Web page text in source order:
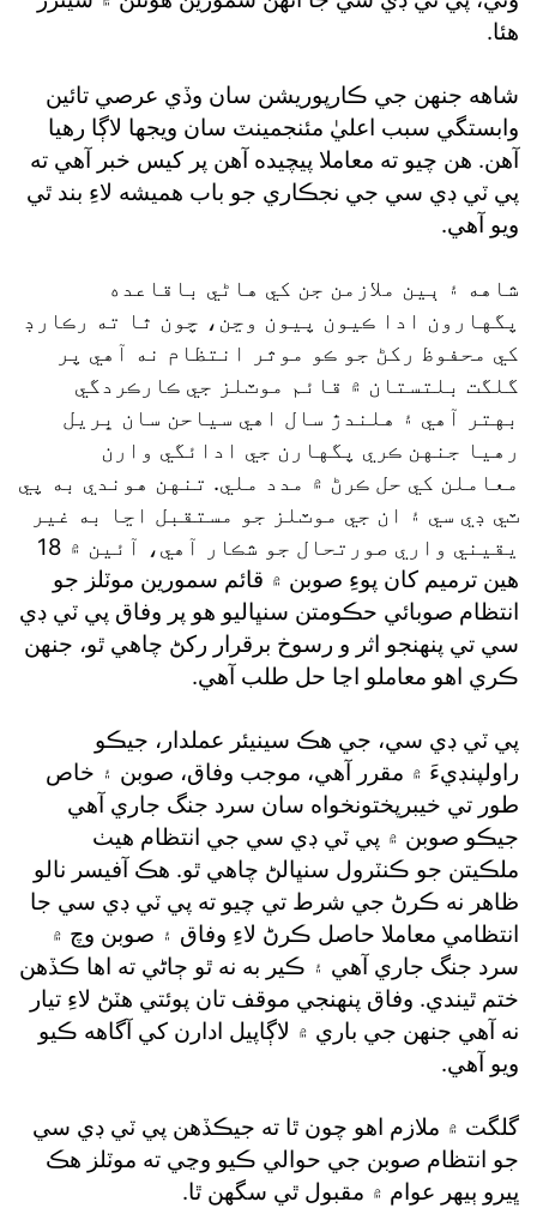
هئا.
شاهه جنهن جي ڪارپوريشن سان وڏي عرصي تائين
وابستگي سبب اعليٰ مئنجمينٽ سان ويجها لاڳا رهيا
آهن. هن چيو ته معاملا پيچيده آهن پر کيس خبر آهي ته
پي ٽي ڊي سي جي نجڪاري جو باب هميشه لاءِ بند ٿي
ويو آهي.
شاهه ۽ ٻين ملازمن جن کي هاڻي باقاعده
پگهارون ادا ڪيون پيون وڃن، چون ٿا ته رڪارڊ
کي محفوظ رکڻ جو ڪو موثر انتظام نه آهي پر
گلگت بلتستان ۾ قائم موٽلز جي ڪارڪردگي
بهتر آهي ۽ هلندڙ سال اهي سياحن سان ڀريل
رهيا جنهن ڪري پگهارن جي ادائگي وارن
معاملن کي حل ڪرڻ ۾ مدد ملي. تنهن هوندي به پي
ٽي ڊي سي ۽ ان جي موٽلز جو مستقبل اڃا به غير
يقيني واري صورتحال جو شڪار آهي، آئين ۾ 18
هين ترميم کان پوءِ صوبن ۾ قائم سمورين موٽلز جو
انتظام صوبائي حڪومتن سنڀاليو هو پر وفاق پي ٽي ڊي
سي تي پنهنجو اثر و رسوخ برقرار رکڻ چاهي ٿو، جنهن
ڪري اهو معاملو اڃا حل طلب آهي.
پي ٽي ڊي سي، جي هڪ سينيئر عملدار، جيڪو
راولپنڊيءَ ۾ مقرر آهي، موجب وفاق، صوبن ۽ خاص
طور تي خيبرپختونخواه سان سرد جنگ جاري آهي
جيڪو صوبن ۾ پي ٽي ڊي سي جي انتظام هيٺ
ملڪيتن جو ڪنٽرول سنڀالڻ چاهي ٿو. هڪ آفيسر نالو
ظاهر نه ڪرڻ جي شرط تي چيو ته پي ٽي ڊي سي جا
انتظامي معاملا حاصل ڪرڻ لاءِ وفاق ۽ صوبن وچ ۾
سرد جنگ جاري آهي ۽ ڪير به نه ٿو ڄاڻي ته اها ڪڏهن
ختم ٿيندي. وفاق پنهنجي موقف تان پوئتي هٽڻ لاءِ تيار
نه آهي جنهن جي باري ۾ لاڳاپيل ادارن کي آگاهه ڪيو
ويو آهي.
گلگت ۾ ملازم اهو چون ٿا ته جيڪڏهن پي ٽي ڊي سي
جو انتظام صوبن جي حوالي ڪيو وڃي ته موٽلز هڪ
ڀيرو ٻيهر عوام ۾ مقبول ٿي سگهن ٿا.